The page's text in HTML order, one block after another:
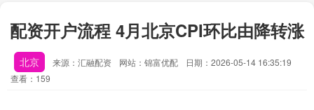
配资开户流程 4月北京CPI环比由降转涨
北京 来源：汇融配资 网站：锦富优配
日期：2026-05-14 16:35:19
查看：159